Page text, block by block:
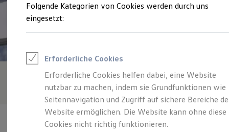
Gewerbliche Personenbeförderung
Service & mobile Werkstätten
Kühlfahrzeuge
ONE Business ID Vorteile
Fahrzeugsuche & Marktplatz
Fahrzeugsuche
Fahrzeuge online kaufen
Digitaler Marktplatz
Kauf & Finanzierung
Online-Fahrzeugbewertung
Aktionen & Angebote
Folgende Kategorien von Cookies werden durch uns
eingesetzt:
Erforderliche Cookies
Erforderliche Cookies helfen dabei, eine Website
nutzbar zu machen, indem sie Grundfunktionen wie
Seitennavigation und Zugriff auf sichere Bereiche
Website ermöglichen. Die Website kann ohne diese
Cookies nicht richtig funktionieren.